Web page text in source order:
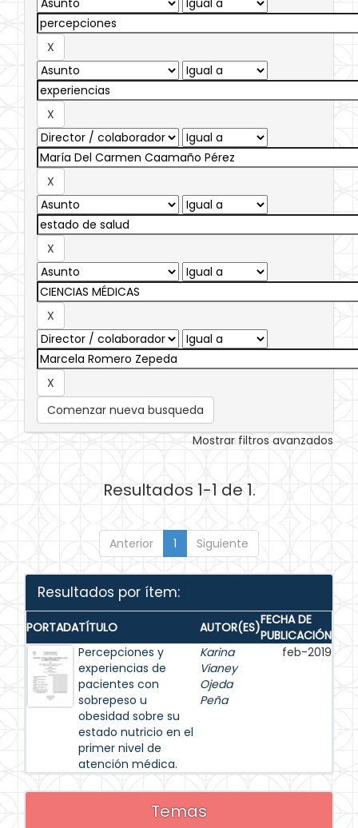
Comenzar nueva busqueda
Mostrar filtros avanzados
Resultados 1-1 de 1.
Anterior 1 Siguiente
Resultados por ítem:
PORTADATÍTULO AUTOR(ES)FECHA DE
PUBLICACIÓN
Percepciones y
experiencias de
pacientes con
sobrepeso u
obesidad sobre su
estado nutricio en el
primer nivel de
atención médica.
Karina
Vianey
Ojeda
Peña
feb-2019
Temas